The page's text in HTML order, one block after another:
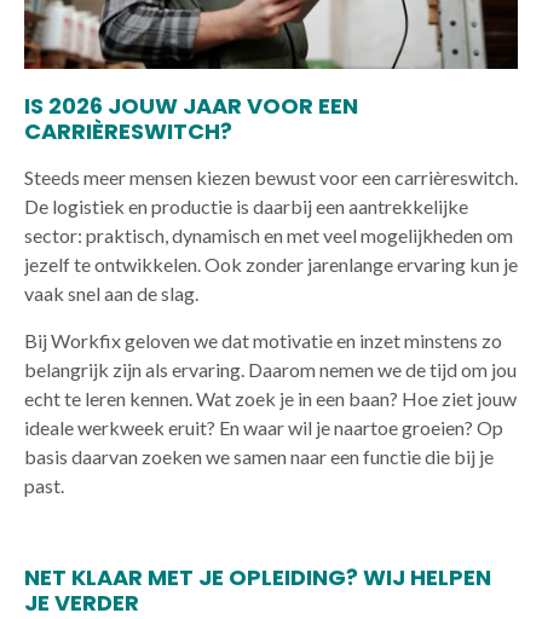
IS 2026 JOUW JAAR VOOR EEN
CARRIÈRESWITCH?
Steeds meer mensen kiezen bewust voor een carrièreswitch.
De logistiek en productie is daarbij een aantrekkelijke
sector: praktisch, dynamisch en met veel mogelijkheden om
jezelf te ontwikkelen. Ook zonder jarenlange ervaring kun je
vaak snel aan de slag.
Bij Workfix geloven we dat motivatie en inzet minstens zo
belangrijk zijn als ervaring. Daarom nemen we de tijd om jou
echt te leren kennen. Wat zoek je in een baan? Hoe ziet jouw
ideale werkweek eruit? En waar wil je naartoe groeien? Op
basis daarvan zoeken we samen naar een functie die bij je
past.
NET KLAAR MET JE OPLEIDING? WIJ HELPEN
JE VERDER